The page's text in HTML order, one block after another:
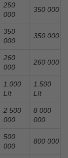
250
000
350 000
350
000
350 000
260
000
260 000
1.000
Lít
1.500
Lít
2 500
000
8 000
000
500
000
800 000